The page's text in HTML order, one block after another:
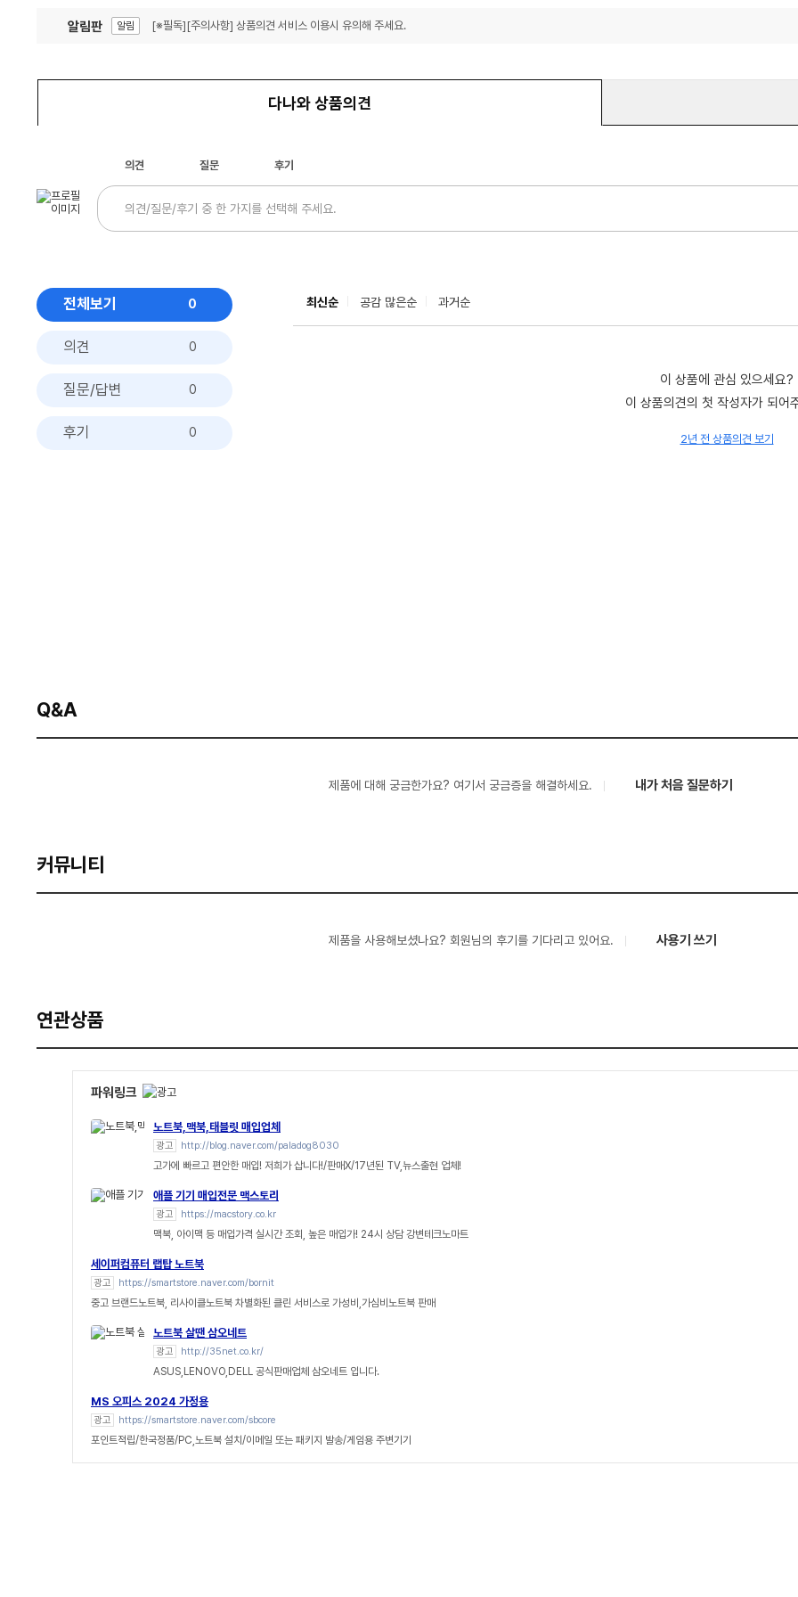
알림판 알림 [※필독][주의사항] 상품의견 서비스 이용시 유의해 주세요.
다나와 상품의견
의견 질문 후기
전체보기 0
의견 0
질문/답변 0
후기 0
최신순 공감 많은순 과거순
이 상품에 관심 있으세요?
이 상품의견의 첫 작성자가 되어
2년 전 상품의견 보기
Q&A
제품에 대해 궁금한가요? 여기서 궁금증을 해결하세요. 내가 처음 질문하기
커뮤니티
제품을 사용해보셨나요? 회원님의 후기를 기다리고 있어요. 사용기 쓰기
연관상품
파워링크
노트북,맥북,태블릿 매입업체
광고 http://blog.naver.com/paladog8030
고가에 빠르고 편안한 매입! 저희가 삽니다!/판매X/17년된 TV,뉴스출현 업체!
애플 기기 매입전문 맥스토리
광고 https://macstory.co.kr
맥북, 아이맥 등 매입가격 실시간 조회, 높은 매입가! 24시 상담 강변테크노마트
세이퍼컴퓨터 랩탑 노트북
광고 https://smartstore.naver.com/bornit
중고 브랜드노트북, 리사이클노트북 차별화된 클린 서비스로 가성비,가심비노트북 판매
노트북 살땐 삼오네트
광고 http://35net.co.kr/
ASUS,LENOVO,DELL 공식판매업체 삼오네트 입니다.
MS 오피스 2024 가정용
광고 https://smartstore.naver.com/sbcore
포인트적립/한국정품/PC,노트북 설치/이메일 또는 패키지 발송/게임용 주변기기